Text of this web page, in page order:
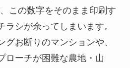
この数字をそのまま印刷す
ラシが余ってしまいます。
グお断りのマンションや、
ローチが困難な農地・山